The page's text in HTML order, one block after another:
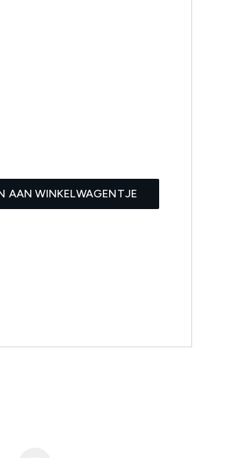
AAN WINKELWAGENTJE